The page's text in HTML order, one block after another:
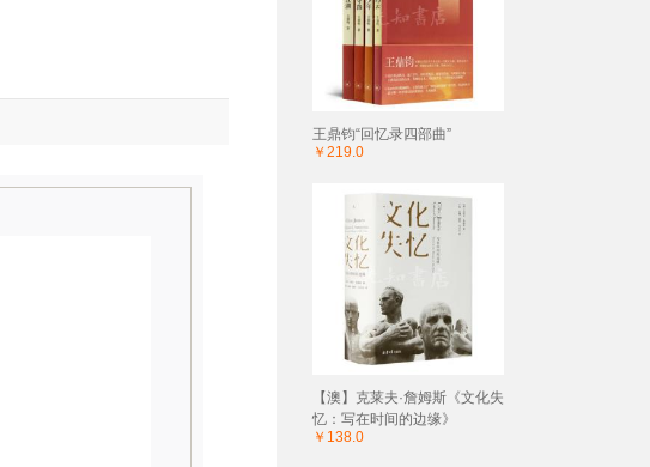
王鼎钧“回忆录四部曲”
￥219.0
【澳】克莱夫·詹姆斯《文化失
忆：写在时间的边缘》
￥138.0